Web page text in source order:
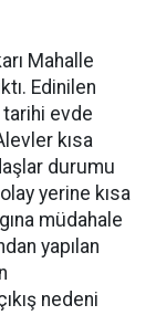
Mahalle
Edinilen
tarihi evde
kısa
durumu
yerine kısa
müdahale
yapılan
nedeni